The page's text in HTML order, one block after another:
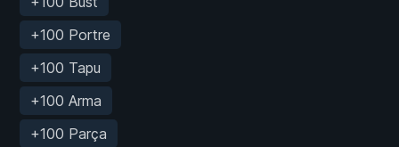
+100 Portre
+100 Tapu
+100 Arma
+100 Parça